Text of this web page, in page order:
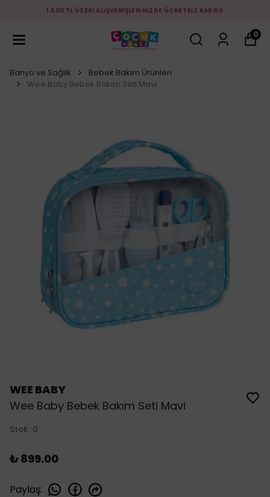
1.500 TL ÜZERİ ALIŞVERİŞLERİNİZDE ÜCRETSİZ KARGO
0
Banyo ve Sağlık
Bebek Bakım Ürünleri
Wee Baby Bebek Bakım Seti Mavi
WEE BABY
Wee Baby Bebek Bakım Seti Mavi
Stok: 0
₺ 899.00
Paylaş: